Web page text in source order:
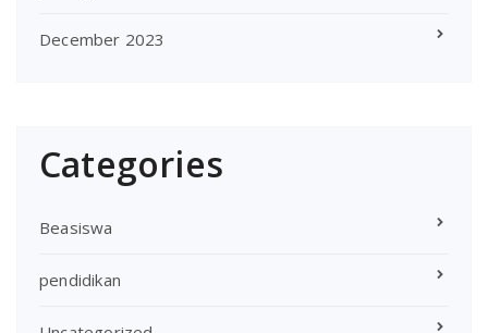
December 2023
Categories
Beasiswa
pendidikan